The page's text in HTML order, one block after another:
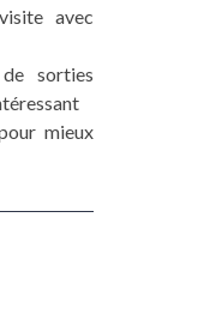
avec
sorties
mieux